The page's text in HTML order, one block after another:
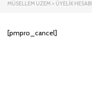
MÜSELLEM UZEM > ÜYELIK HESABI
[pmpro_cancel]